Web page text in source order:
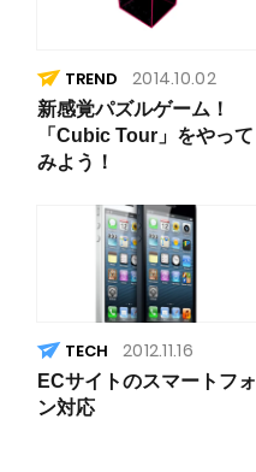
TREND 2014.10.02
新感覚パズルゲーム！
「Cubic Tour」をやって
みよう！
2012.11.16
ECサイトのスマートフォ
ン対応